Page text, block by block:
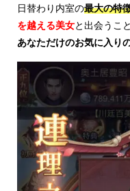
日替わり内室の最大の特
を越える美女と出会うこ
あなただけのお気に入り